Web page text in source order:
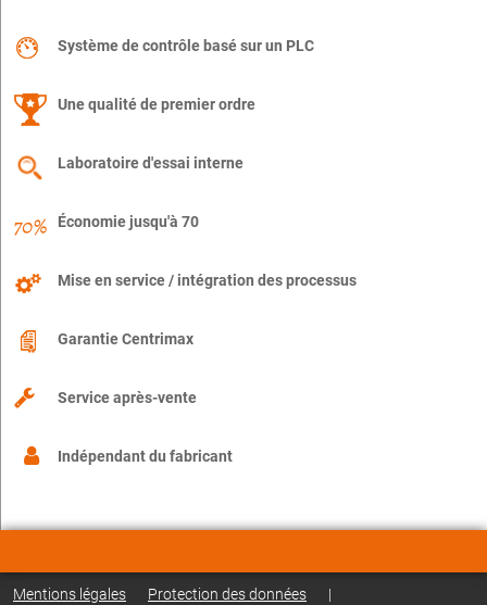
Système de contrôle basé sur un PLC
Une qualité de premier ordre
Laboratoire d'essai interne
Économie jusqu'à 70
Mise en service / intégration des processus
Garantie Centrimax
Service après-vente
Indépendant du fabricant
Mentions légales Protection des données |